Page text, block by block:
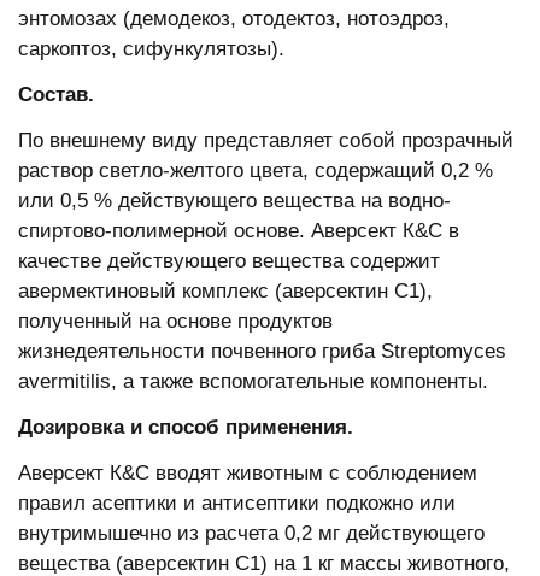
энтомозах (демодекоз, отодектоз, нотоэдроз,
саркоптоз, сифункулятозы).
Состав.
По внешнему виду представляет собой прозрачный
раствор светло-желтого цвета, содержащий 0,2 %
или 0,5 % действующего вещества на водно-
спиртово-полимерной основе. Аверсект К&С в
качестве действующего вещества содержит
авермектиновый комплекс (аверсектин С1),
полученный на основе продуктов
жизнедеятельности почвенного гриба Streptomyces
avermitilis, а также вспомогательные компоненты.
Дозировка и способ применения.
Аверсект К&С вводят животным с соблюдением
правил асептики и антисептики подкожно или
внутримышечно из расчета 0,2 мг действующего
вещества (аверсектин С1) на 1 кг массы животного,